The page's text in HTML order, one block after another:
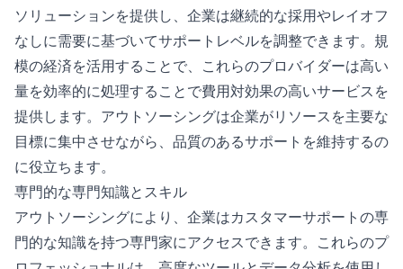
ソリューションを提供し、企業は継続的な採用やレイオフ
なしに需要に基づいてサポートレベルを調整できます。規
模の経済を活用することで、これらのプロバイダーは高い
量を効率的に処理することで費用対効果の高いサービスを
提供します。アウトソーシングは企業がリソースを主要な
目標に集中させながら、品質のあるサポートを維持するの
に役立ちます。
専門的な専門知識とスキル
アウトソーシングにより、企業はカスタマーサポートの専
門的な知識を持つ専門家にアクセスできます。これらのプ